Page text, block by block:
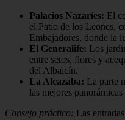
Palacios Nazaríes: El
el Patio de los Leones,
Embajadores, donde la
El Generalife: Los
entre setos, flores y
del Albaicín.
La Alcazaba: La parte
las mejores
Consejo práctico: Las